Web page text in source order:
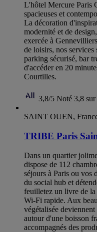
L'hôtel Mercure Paris
spacieuses et
La décoration
modernité et de
exercée à
de loisirs, nos
parking sécurisé, bar
d'accéder en 20
Courtilles.
3,8/5 Noté 3,8 sur
SAINT OUEN,
TRIBE Paris
Dans un quartier
dispose de 112
séjours à Paris ou vos
du social hub et
feuilletez un livre de
Wi-Fi rapide. Aux
végétalisée
autour d'une boisson
accompagnés des